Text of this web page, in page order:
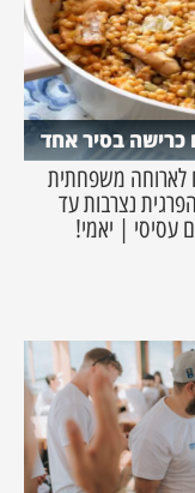
כרישה בסיר אחד
לארוחה משפחתית
נצרבות עד
עסיסי | יאמי!